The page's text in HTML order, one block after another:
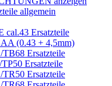
allgemein
Ersatzteile
(0.43 + 4,5mm)
Ersatzteile
Ersatzteile
Ersatzteile